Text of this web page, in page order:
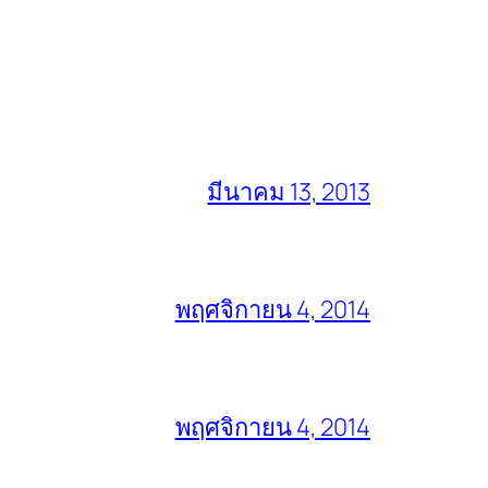
มีนาคม 13, 2013
พฤศจิกายน 4, 2014
พฤศจิกายน 4, 2014